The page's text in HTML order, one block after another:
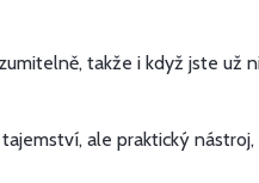
takže i když jste už
ale praktický